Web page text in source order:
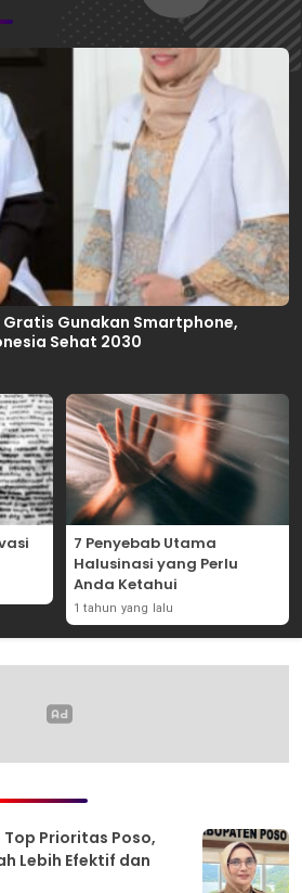
Gratis Gunakan Smartphone,
Sehat 2030
7 Penyebab Utama
Halusinasi yang Perlu
Anda Ketahui
1 tahun yang lalu
Top Prioritas Poso,
Lebih Efektif dan